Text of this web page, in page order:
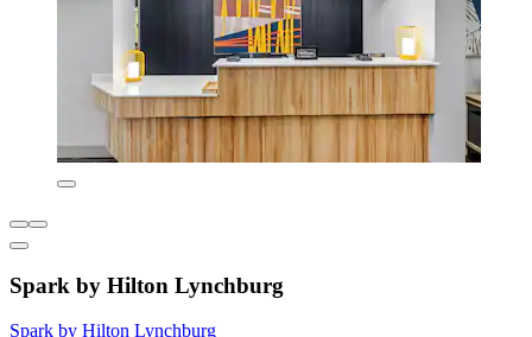
Spark by Hilton Lynchburg
Spark by Hilton Lynchburg